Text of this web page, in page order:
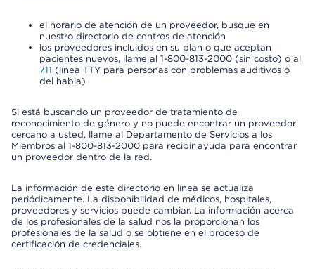
el horario de atención de un proveedor, busque en
nuestro directorio de centros de atención
los proveedores incluidos en su plan o que aceptan
pacientes nuevos, llame al 1-800-813-2000 (sin costo) o al
711 (línea TTY para personas con problemas auditivos o
del habla)
Si está buscando un proveedor de tratamiento de
reconocimiento de género y no puede encontrar un proveedor
cercano a usted, llame al Departamento de Servicios a los
Miembros al 1-800-813-2000 para recibir ayuda para encontrar
un proveedor dentro de la red.
La información de este directorio en línea se actualiza
periódicamente. La disponibilidad de médicos, hospitales,
proveedores y servicios puede cambiar. La información acerca
de los profesionales de la salud nos la proporcionan los
profesionales de la salud o se obtiene en el proceso de
certificación de credenciales.